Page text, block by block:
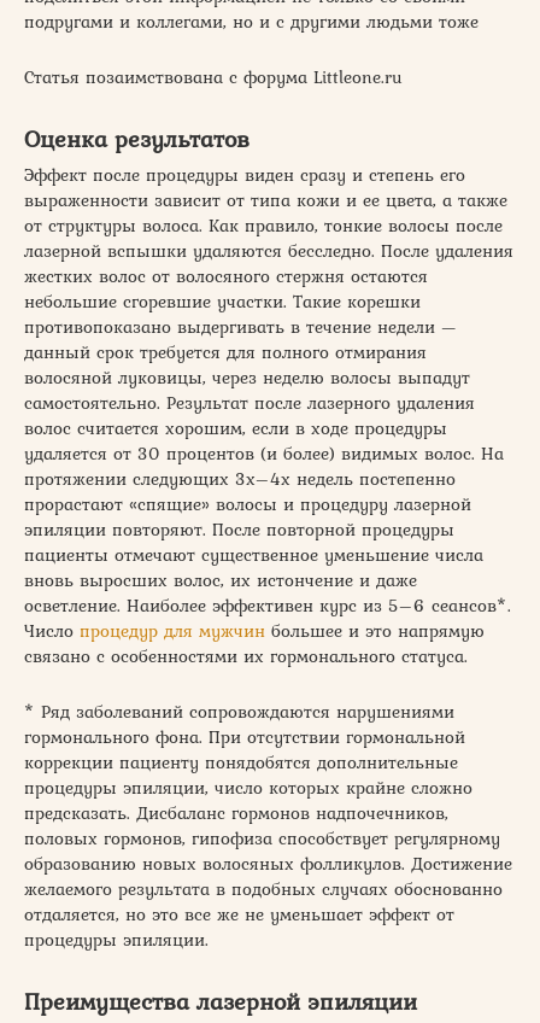
подругами и коллегами, но и с другими людьми тоже
Статья позаимствована с форума Littleone.ru
Оценка результатов
Эффект после процедуры виден сразу и степень его
выраженности зависит от типа кожи и ее цвета, а также
от структуры волоса. Как правило, тонкие волосы после
лазерной вспышки удаляются бесследно. После удаления
жестких волос от волосяного стержня остаются
небольшие сгоревшие участки. Такие корешки
противопоказано выдергивать в течение недели —
данный срок требуется для полного отмирания
волосяной луковицы, через неделю волосы выпадут
самостоятельно. Результат после лазерного удаления
волос считается хорошим, если в ходе процедуры
удаляется от 30 процентов (и более) видимых волос. На
протяжении следующих 3х–4х недель постепенно
прорастают «спящие» волосы и процедуру лазерной
эпиляции повторяют. После повторной процедуры
пациенты отмечают существенное уменьшение числа
вновь выросших волос, их истончение и даже
осветление. Наиболее эффективен курс из 5–6 сеансов*.
Число процедур для мужчин большее и это напрямую
связано с особенностями их гормонального статуса.
* Ряд заболеваний сопровождаются нарушениями
гормонального фона. При отсутствии гормональной
коррекции пациенту понядобятся дополнительные
процедуры эпиляции, число которых крайне сложно
предсказать. Дисбаланс гормонов надпочечников,
половых гормонов, гипофиза способствует регулярному
образованию новых волосяных фолликулов. Достижение
желаемого результата в подобных случаях обоснованно
отдаляется, но это все же не уменьшает эффект от
процедуры эпиляции.
Преимущества лазерной эпиляции